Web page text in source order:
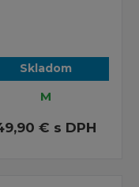
Skladom
M
€ s DPH